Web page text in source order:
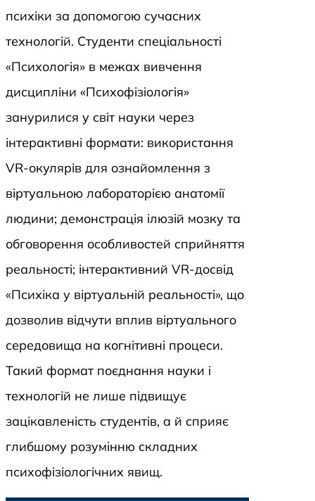
психіки за допомогою сучасних
технологій. Студенти спеціальності
«Психологія» в межах вивчення
дисципліни «Психофізіологія»
занурилися у світ науки через
інтерактивні формати: використання
VR-окулярів для ознайомлення з
віртуальною лабораторією анатомії
людини; демонстрація ілюзій мозку та
обговорення особливостей сприйняття
реальності; інтерактивний VR-досвід
«Психіка у віртуальній реальності», що
дозволив відчути вплив віртуального
середовища на когнітивні процеси.
Такий формат поєднання науки і
технологій не лише підвищує
зацікавленість студентів, а й сприяє
глибшому розумінню складних
психофізіологічних явищ.